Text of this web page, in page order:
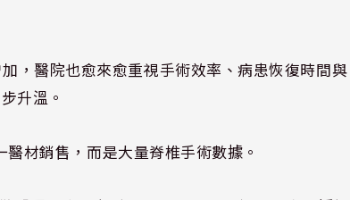
，醫院也愈來愈重視手術效率、病患恢復時間與
升溫。
材銷售，而是大量脊椎手術數據。